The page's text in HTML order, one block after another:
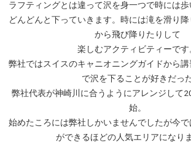
ラフティングとは違って沢を身一つで時には
どんどんと下っていきます。時には滝を滑り
から飛び降りたりして
楽しむアクティビティーです
弊社ではスイスのキャニオニングガイドから
で沢を下ることが好きだっ
弊社代表が神崎川に合うようにアレンジして
始。
始めたころには弊社しかいませんでしたが今
ができるほどの人気エリアになり